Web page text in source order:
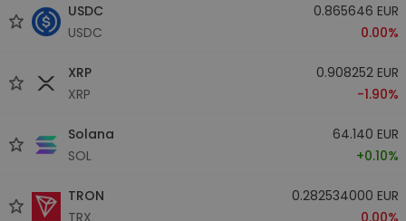
USDC
USDC
0.865646 EUR
0.00%
XRP
XRP
0.908252 EUR
-1.90%
Solana
SOL
64.140 EUR
+0.10%
TRON
TRX
0.282534000 EUR
0.00%